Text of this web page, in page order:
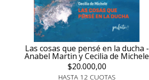
Las cosas que pensé en la ducha -
Anabel Martin y Cecilia de Michele
$20.000,00
HASTA 12 CUOTAS